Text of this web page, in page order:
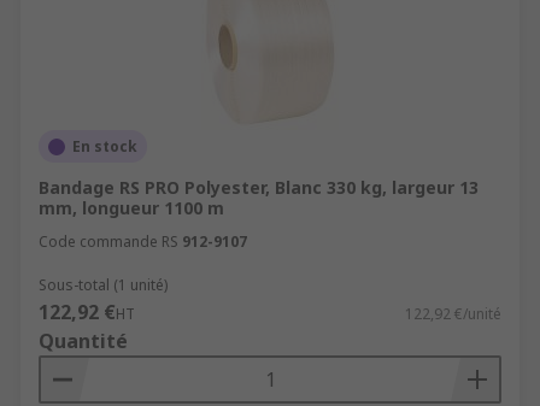
En stock
Bandage RS PRO Polyester, Blanc 330 kg, largeur 13
mm, longueur 1100 m
Code commande RS 912-9107
Sous-total (1 unité)
122,92 €HT 122,92 €/unité
Quantité